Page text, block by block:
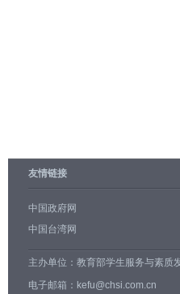
友情链接
中国政府网
中国台湾网
主办单位： 教育部学生服务与素质
电子邮箱：kefu@chsi.com.cn